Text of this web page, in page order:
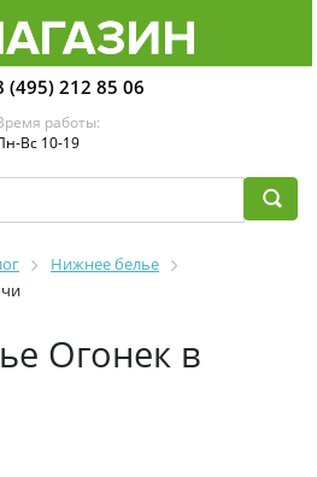
(495) 212 85 06
работы:
Вс 10-19
Нижнее белье
Огонек в